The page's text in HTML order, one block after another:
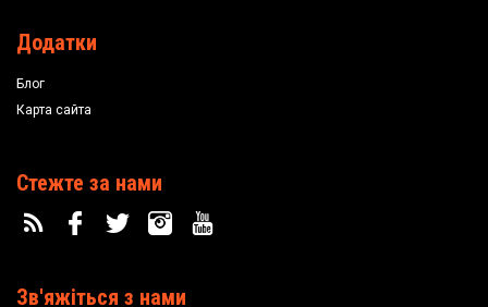
Додатки
Блог
Карта сайта
Стежте за нами
Зв'яжіться з нами